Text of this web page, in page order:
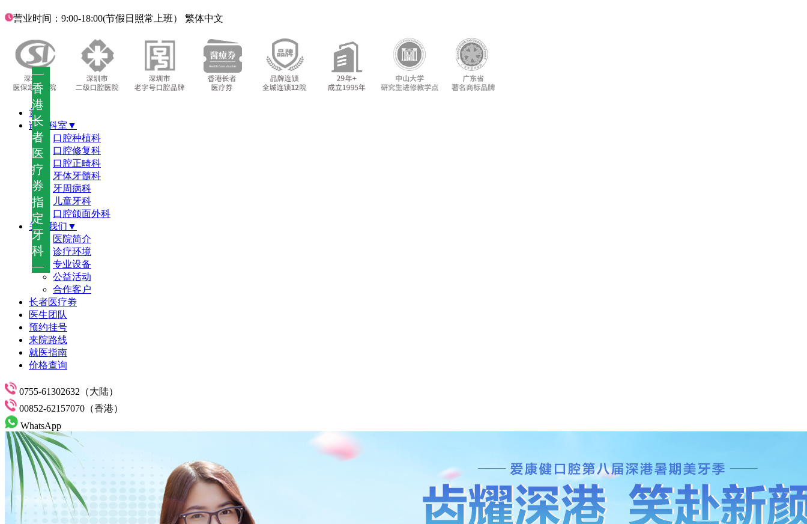
—
香
港
长
者
医
疗
券
指
定
牙
科
—
营业时间：9:00-18:00(节假日照常上班） 繁体中文
首页
诊疗科室▼
口腔种植科
口腔修复科
口腔正畸科
牙体牙髓科
牙周病科
儿童牙科
口腔颌面外科
关于我们▼
医院简介
诊疗环境
专业设备
公益活动
合作客户
长者医疗劵
医生团队
预约挂号
来院路线
就医指南
价格查询
0755-61302632（大陆）
00852-62157070（香港）
WhatsApp